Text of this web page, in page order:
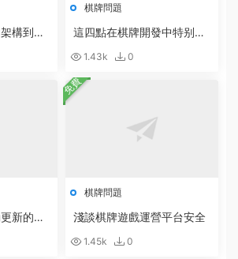
構到設
棋牌問題
這四點在棋牌開發中特别重
1.43k 0
新的說
棋牌問題
淺談棋牌遊戲運營平台安全
1.45k 0
免費